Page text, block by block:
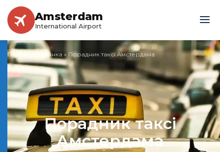
Amsterdam
International Airport
Головна сторінка » Порадник таксі Амстердама
Порадник таксі
Амстердама